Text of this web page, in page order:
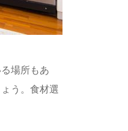
場所もあ
う。食材選